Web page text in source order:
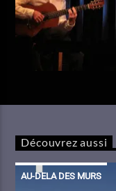
Découvrez aussi
AU-DELA DES MURS